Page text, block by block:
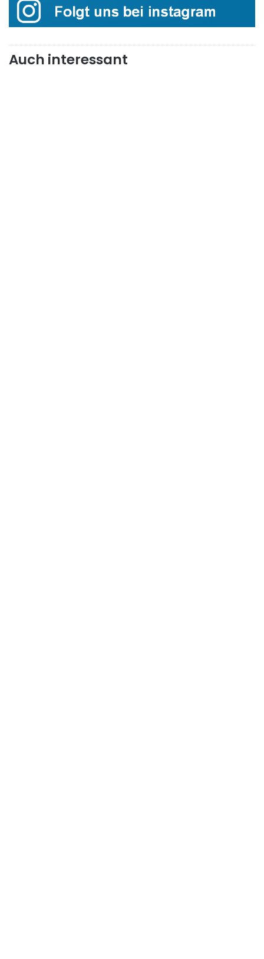
Auch interessant